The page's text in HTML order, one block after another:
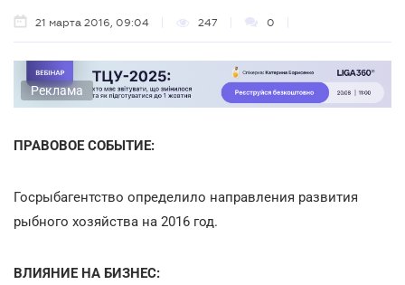
21 марта 2016, 09:04 247 0
Реклама
ПРАВОВОЕ СОБЫТИЕ:
Госрыбагентство определило направления развития
рыбного хозяйства на 2016 год.
ВЛИЯНИЕ НА БИЗНЕС: